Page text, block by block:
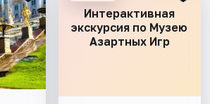
Интерактивная
экскурсия по Музею
Азартных Игр